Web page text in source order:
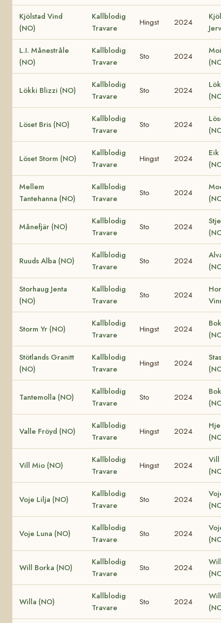
Kjölstad Vind
(NO)
Kallblodig
Travare
Hingst 2024
L.I. Månestråle
(NO)
Kallblodig
Travare
Sto 2024
Lökki Blizzi (NO)
Kallblodig
Travare
Sto 2024
Löset Bris (NO)
Kallblodig
Travare
Sto 2024
Löset Storm (NO)
Kallblodig
Travare
Hingst 2024
Mellem
Tantehanna (NO)
Kallblodig
Travare
Sto 2024
Månefjär (NO)
Kallblodig
Travare
Sto 2024
Ruuds Alba (NO)
Kallblodig
Travare
Sto 2024
Storhaug Jenta
(NO)
Kallblodig
Travare
Sto 2024
Storm Yr (NO)
Kallblodig
Travare
Hingst 2024
Stötlands Granitt
(NO)
Kallblodig
Travare
Hingst 2024
Tantemolla (NO)
Kallblodig
Travare
Sto 2024
Valle Fröyd (NO)
Kallblodig
Travare
Hingst 2024
Vill Mio (NO)
Kallblodig
Travare
Hingst 2024
Vill
Voje Lilja (NO)
Kallblodig
Travare
Sto 2024
Voje Luna (NO)
Kallblodig
Travare
Sto 2024
Will Borka (NO)
Kallblodig
Travare
Sto 2024
Willa (NO)
Kallblodig
Travare
Sto 2024